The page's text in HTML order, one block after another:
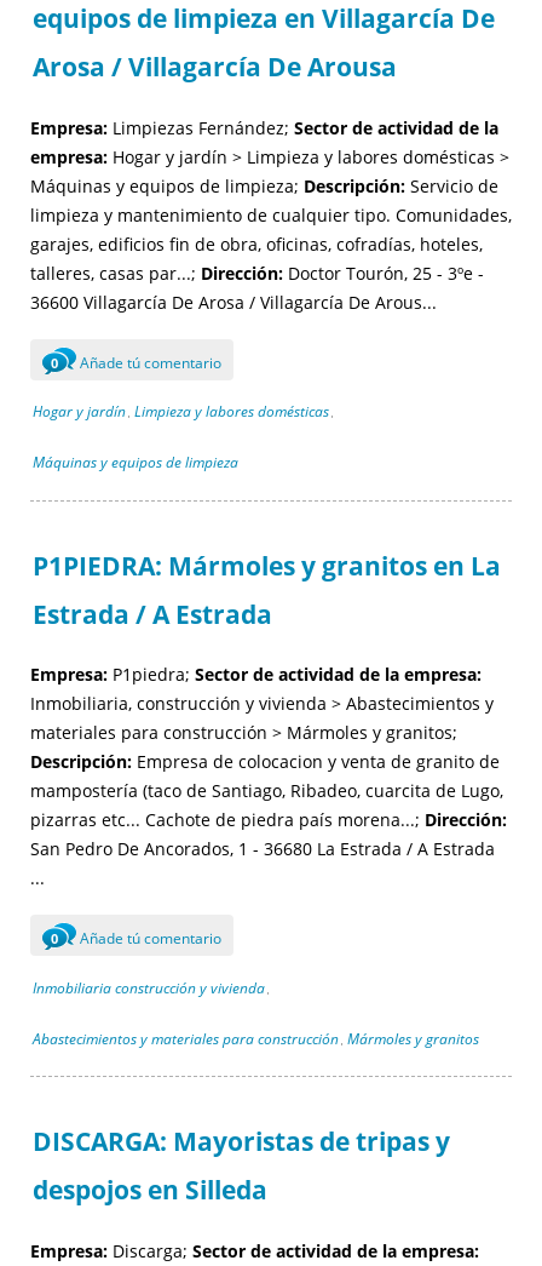
equipos de limpieza en Villagarcía De
Arosa / Villagarcía De Arousa
Empresa: Limpiezas Fernández; Sector de actividad de la
empresa: Hogar y jardín > Limpieza y labores domésticas >
Máquinas y equipos de limpieza; Descripción: Servicio de
limpieza y mantenimiento de cualquier tipo. Comunidades,
garajes, edificios fin de obra, oficinas, cofradías, hoteles,
talleres, casas par...; Dirección: Doctor Tourón, 25 - 3ºe -
36600 Villagarcía De Arosa / Villagarcía De Arous...
0 Añade tú comentario
Hogar y jardín , Limpieza y labores domésticas ,
Máquinas y equipos de limpieza
P1PIEDRA: Mármoles y granitos en La
Estrada / A Estrada
Empresa: P1piedra; Sector de actividad de la empresa:
Inmobiliaria, construcción y vivienda > Abastecimientos y
materiales para construcción > Mármoles y granitos;
Descripción: Empresa de colocacion y venta de granito de
mampostería (taco de Santiago, Ribadeo, cuarcita de Lugo,
pizarras etc... Cachote de piedra país morena...; Dirección:
San Pedro De Ancorados, 1 - 36680 La Estrada / A Estrada
...
0 Añade tú comentario
Inmobiliaria construcción y vivienda
Abastecimientos y materiales para construcción Mármoles y granitos
DISCARGA: Mayoristas de tripas y
despojos en Silleda
Empresa: Discarga; Sector de actividad de la empresa: